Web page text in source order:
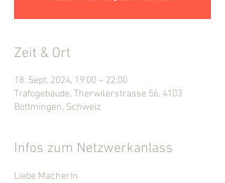
Zeit & Ort
18. Sept. 2024, 19:00 – 22:00
Trafogebäude, Therwilerstrasse 56, 4103
Bottmingen, Schweiz
Infos zum Netzwerkanlass
Liebe Macherin